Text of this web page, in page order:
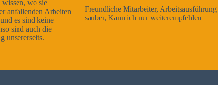
Freundliche Mitarbeiter, Arbeitsausführung sehr gut und sehr
sauber, Kann ich nur weiterempfehlen